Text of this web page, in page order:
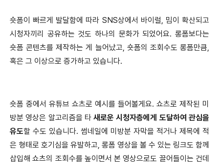
숏폼이 빠르게 발달함에 따라 SNS상에서 바이럴, 밈이 확산되고
시청자끼리 공유하는 것도 하나의 문화가 되었어요. 롱폼보다는
숏폼 콘텐츠를 제작하는 게 늘어났고, 숏폼의 조회수도 롱폼만큼,
혹은 그 이상으로 증가하고 있습니다.
숏폼 중에서 유튜브 쇼츠로 예시를 들어볼게요. 쇼츠로 제작된 미
방분 영상은 알고리즘을 타새로운 시청자층에게 도달하여 관심을
유도할 수도 있습니다. 썸네일에 미방분 자막을 적거나 제목에 적
은 형태로 호기심을 유발하고, 롱폼 영상을 볼 수 있는 링크도 함께
삽입해 쇼츠의 조회수를 높이면서 본 영상으로도 끌어들이는 건데